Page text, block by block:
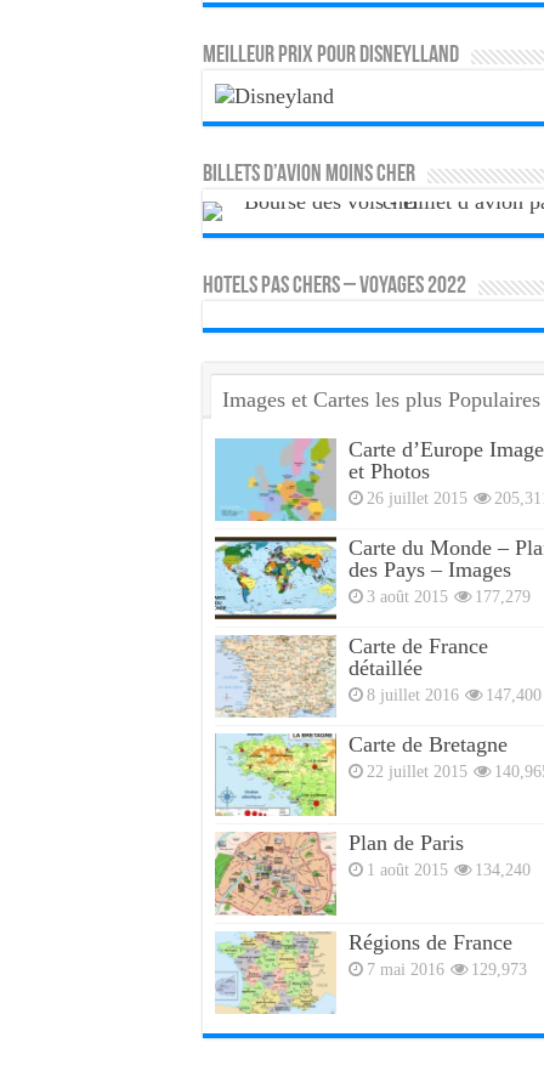
MEILLEUR PRIX POUR DISNEYLLAND
Billets d’avion moins cher
HOTELS PAS CHERS – VOYAGES 2022
Images et Cartes les plus Populaires
Carte d’Europe
et Photos
26 juillet 2015
Carte du Monde –
des Pays – Images
3 août 2015 177,279
Carte de France
détaillée
8 juillet 2016 147,400
Carte de Bretagne
22 juillet 2015
Plan de Paris
1 août 2015 134,240
Régions de France
7 mai 2016 129,973